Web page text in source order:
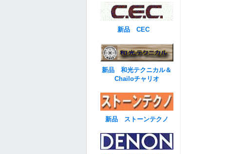
新品 CEC
新品 和光テクニカル＆
Chailoチャリオ
新品 ストーンテクノ